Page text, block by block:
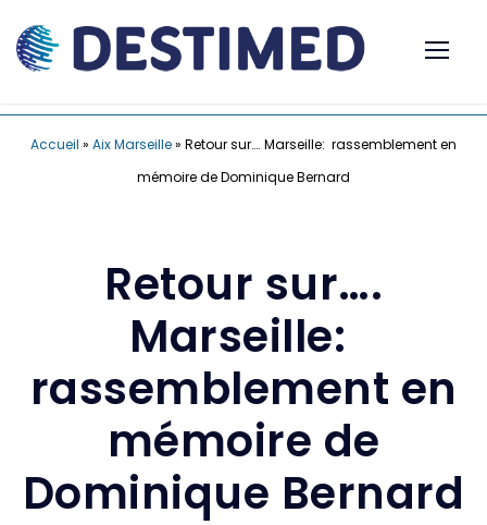
Accueil » Aix Marseille» Retour sur…. Marseille: rassemblement en
mémoire de Dominique Bernard
Retour sur….
Marseille:
rassemblement en
mémoire de
Dominique Bernard